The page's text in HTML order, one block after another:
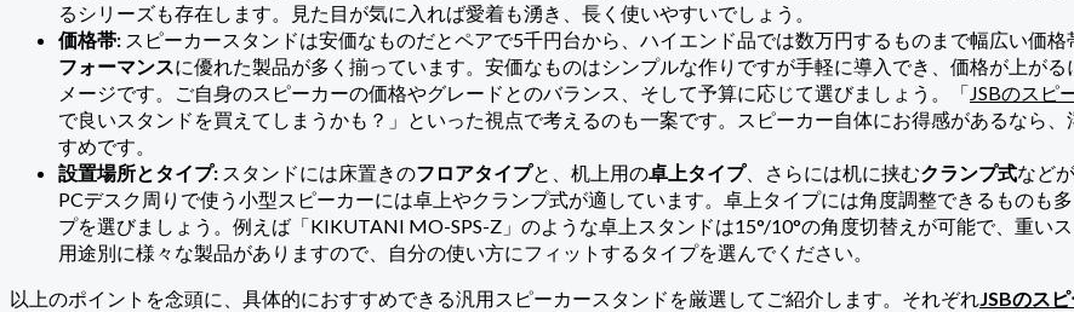
るシリーズも存在します。見た目が気に入れば愛着も湧き、長く使いやすいでしょう。
価格帯: スピーカースタンドは安価なものだとペアで5千円台から、ハイエンド品では数万円するものまで幅広い価
フォーマンスに優れた製品が多く揃っています。安価なものはシンプルな作りですが手軽に導入でき、価格が上が
メージです。ご自身のスピーカーの価格やグレードとのバランス、そして予算に応じて選びましょう。「JSBのスピ
で良いスタンドを買えてしまうかも？」といった視点で考えるのも一案です。スピーカー自体にお得感があるなら
すめです。
設置場所とタイプ: スタンドには床置きのフロアタイプと、机上用の卓上タイプ、さらには机に挟むクランプ式など
PCデスク周りで使う小型スピーカーには卓上やクランプ式が適しています。卓上タイプには角度調整できるものも
プを選びましょう。例えば「KIKUTANI MO-SPS-Z」のような卓上スタンドは15°/10°の角度切替えが可能で、重い
用途別に様々な製品がありますので、自分の使い方にフィットするタイプを選んでください。
以上のポイントを念頭に、具体的におすすめできる汎用スピーカースタンドを厳選してご紹介します。それぞれJSBのス